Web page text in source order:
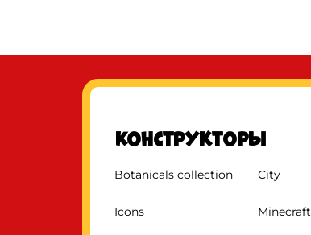
Конструкторы
Botanicals collection City
Icons Minecraft